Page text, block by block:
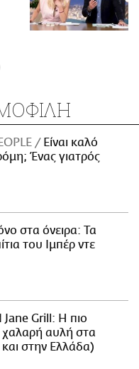
Είναι καλό
Ένας γιατρός
στα όνειρα: Τα
του Ιμπέρ ντε
Jane Grill: Η πιο
χαλαρή αυλή στα
στην Ελλάδα)